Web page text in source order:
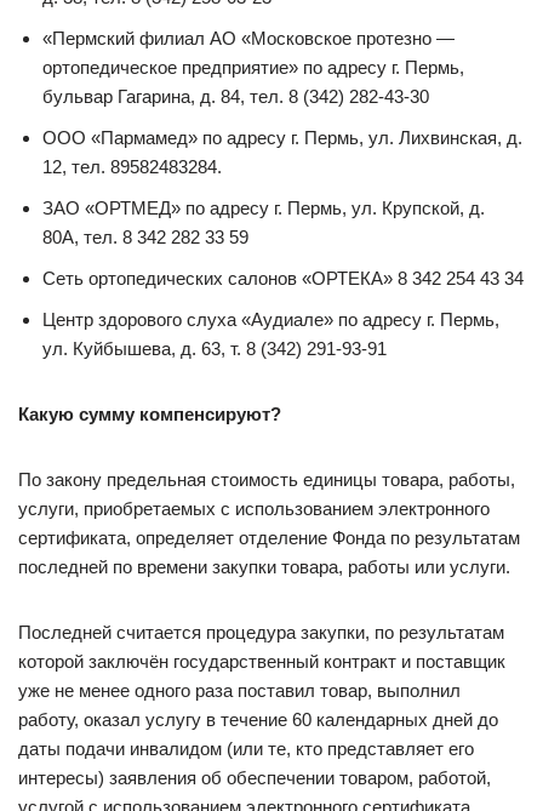
«Пермский филиал АО «Московское протезно —
ортопедическое предприятие» по адресу г. Пермь,
бульвар Гагарина, д. 84, тел. 8 (342) 282-43-30
ООО «Пармамед» по адресу г. Пермь, ул. Лихвинская, д.
12, тел. 89582483284.
ЗАО «ОРТМЕД» по адресу г. Пермь, ул. Крупской, д.
80А, тел. 8 342 282 33 59
Сеть ортопедических салонов «ОРТЕКА» 8 342 254 43 34
Центр здорового слуха «Аудиале» по адресу г. Пермь,
ул. Куйбышева, д. 63, т. 8 (342) 291-93-91
Какую сумму компенсируют?
По закону предельная стоимость единицы товара, работы,
услуги, приобретаемых с использованием электронного
сертификата, определяет отделение Фонда по результатам
последней по времени закупки товара, работы или услуги.
Последней считается процедура закупки, по результатам
которой заключён государственный контракт и поставщик
уже не менее одного раза поставил товар, выполнил
работу, оказал услугу в течение 60 календарных дней до
даты подачи инвалидом (или те, кто представляет его
интересы) заявления об обеспечении товаром, работой,
услугой с использованием электронного сертификата.